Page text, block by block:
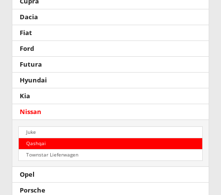
Dacia
Fiat
Ford
Futura
Hyundai
Kia
Nissan
Juke
Qashqai
Townstar Lieferwagen
Opel
Porsche